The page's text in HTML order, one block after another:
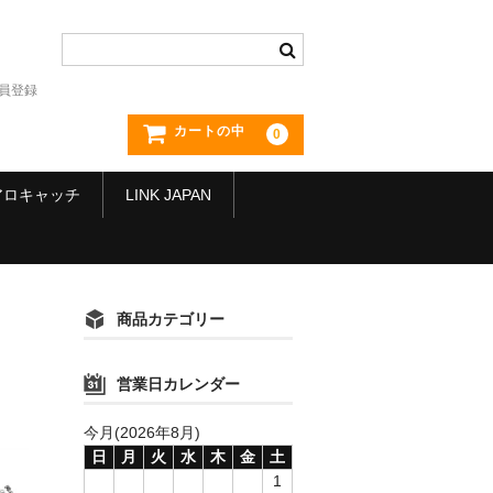
登録
カートの中 0
キャッチ LINK JAPAN
商品カテゴリー
営業日カレンダー
今月(2026年8月)
日
月 火 水 木 金
土
1